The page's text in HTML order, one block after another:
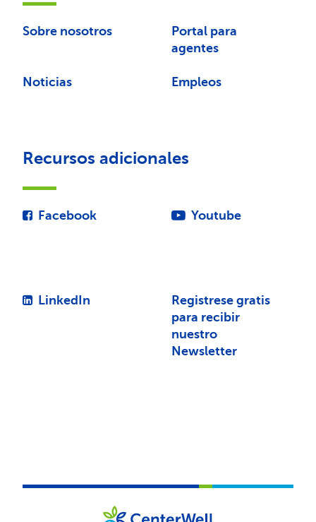
Sobre nosotros
Noticias
Portal para
agentes
Empleos
Recursos adicionales
Facebook
LinkedIn
Youtube
Registrese gratis
para recibir
nuestro
Newsletter